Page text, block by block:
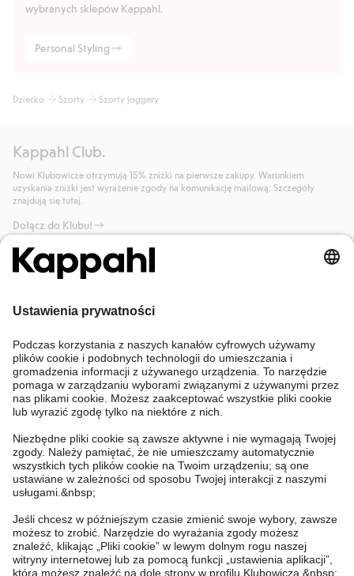
wybranych sklepów Kappahl.
Personal Styling
Dziecko Szorty Szorty joggery
Kappahl Club.
Nowi Klubowicze otrzymują 15% zniżki na pierwsze zakupy. Warunkiem
uzyskania zniżki jest wyrażenie zgody na komunikację mailową. Szczegóły
znajdują się tutaj.
Dołącz do Klubu!
Potrzebujesz pomocy?
Sklep internetowy
Częste pytania
Twoje zamówienie
Skontaktuj się z nami
Znajdź sklep
Kappahl Club
Mój profil
Kappahl Club
Warunki członkostwa
O nas
O Kappahl Group
Zrównoważony rozwój
Praca u nas
Warunki i zasady
Ogólne warunki zakupu
Polityka Prywatności
Więcej od nas